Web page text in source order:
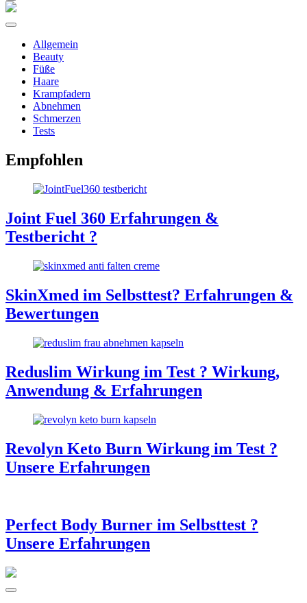
Allgemein
Beauty
Füße
Haare
Krampfadern
Abnehmen
Schmerzen
Tests
Empfohlen
Joint Fuel 360 Erfahrungen &
Testbericht ?
SkinXmed im Selbsttest? Erfahrungen &
Bewertungen
Reduslim Wirkung im Test ? Wirkung,
Anwendung & Erfahrungen
Revolyn Keto Burn Wirkung im Test ?
Unsere Erfahrungen
Perfect Body Burner im Selbsttest ?
Unsere Erfahrungen